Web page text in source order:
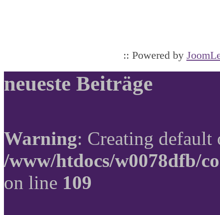
:: Powered by
neueste Beiträge
Warning: Creating
/www/htdocs/w0078dfb/
on line 109